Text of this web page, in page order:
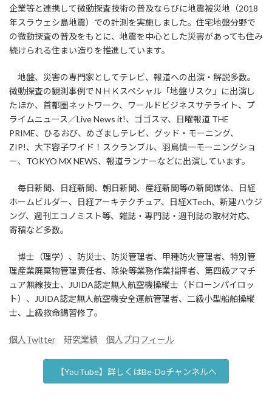
企業等と連携して微動探査技術の普及ならびに地震被災地（2018
年スラウェシ島地震）での計測を実施しました。住宅地盤分野で
の微動探査の普及をもとに、地震を中心とした災害があっても住み
続けられる住まい造りを推進しています。
地盤、災害の専門家としてテレビ、報道への出演・解説多数。
微動探査の観測事例でＮＨＫスペシャル「地盤リスク」に出演し
たほか、首都圏ネットワーク、ワールドビジネスサテライト、プ
ライムニュース／Live News it!、ゴゴスマ、日曜報道 THE
PRIME、ひるおび、めざましテレビ、グッド・モーニング、
ZIP!、大下容子ワイド！スクランブル、羽鳥慎一モーニングショ
ー、TOKYO MX NEWS、報道ランナーなどに出演しています。
毎日新聞、日経新聞、朝日新聞、産経新聞等の新聞媒体、日経
ホームビルダー、日経アーキテクチュア、日経XTech、新建ハウジ
ング、週刊エコノミスト等、雑誌・専門誌・週刊誌の取材対応、
寄稿など多数。
博士（理学）、防災士、防災管理者、甲種防火管理者、特別管
理産業廃棄物管理責任者、除染等業務作業指揮者、第四級アマチ
ュア無線技士、JUIDA認定無人航空機操縦士（ドローンパイロッ
ト）、JUIDA認定無人航空機安全運航管理者、二級小型船舶操縦
士、上級救命講習修了。
個人Twitter 研究業績 個人プロフィール
【YouTube】詳しくはBe-Doチャンネルへ